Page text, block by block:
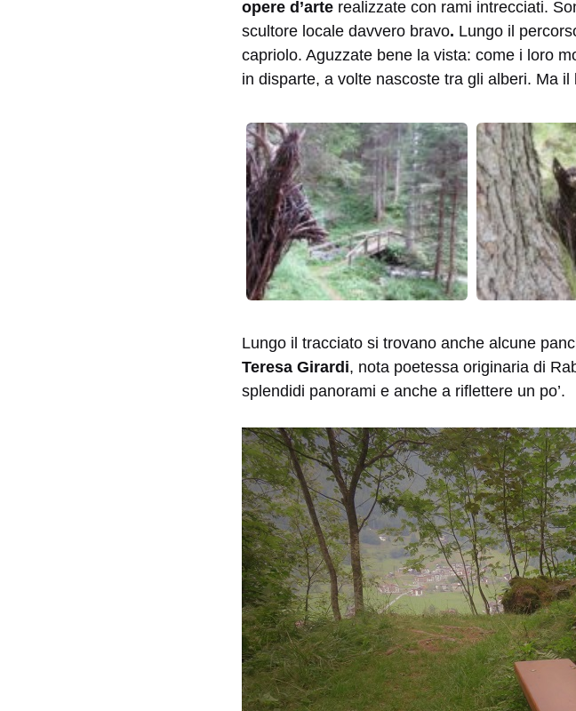
opere d’arte realizzate con rami intrecciati.
scultore locale davvero bravo. Lungo il
capriolo. Aguzzate bene la vista: come i loro
in disparte, a volte nascoste tra gli alberi. Ma
Lungo il tracciato si trovano anche alcune
Teresa Girardi, nota poetessa originaria di
splendidi panorami e anche a riflettere un po’.